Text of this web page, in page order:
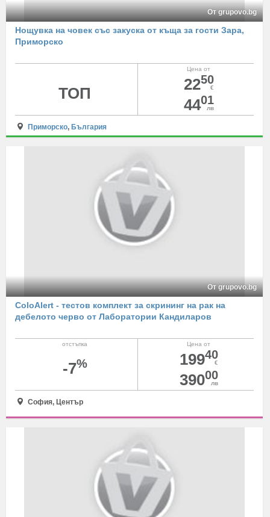
От grupovo.bg
Нощувка на човек със закуска от къща за гости Зара,
Приморско
Цена от
2250
€
4401
лв
ТОП
Приморско, България
От grupovo.bg
ColoAlert - тестов комплект за скрининг на рак на
дебелото черво от Лаборатории Кандиларов
Цена от
19940
€
39000
лв
отстъпка
-7%
София, Център